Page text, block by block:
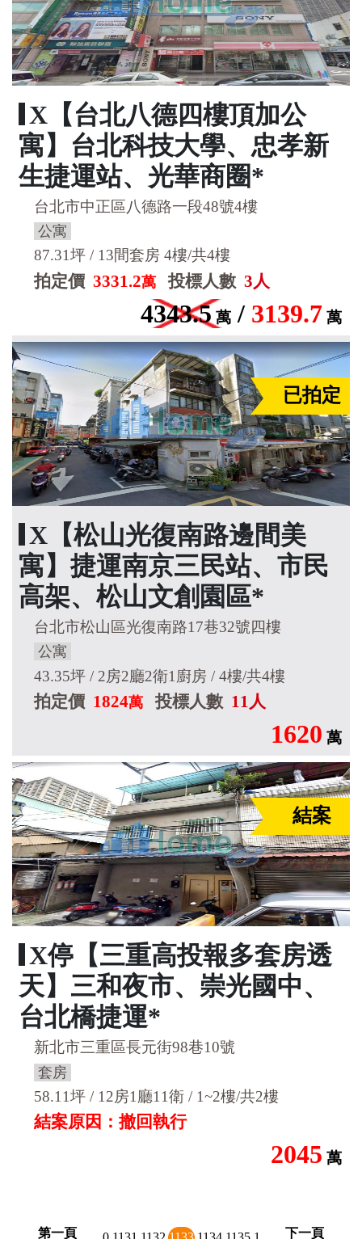
X【台北八德四樓頂加公
寓】台北科技大學、忠孝新
生捷運站、光華商圈*
台北市中正區八德路一段48號4樓
公寓
87.31坪 / 13間套房 4樓/共4樓
拍定價 3331.2萬 投標人數 3人
4343.5 萬 / 3139.7 萬
已拍定
X【松山光復南路邊間美
寓】捷運南京三民站、市民
高架、松山文創園區*
台北市松山區光復南路17巷32號四樓
公寓
43.35坪 / 2房2廳2衛1廚房 / 4樓/共4樓
拍定價 1824萬 投標人數 11人
1620 萬
結案
X停【三重高投報多套房透
天】三和夜市、崇光國中、
台北橋捷運*
新北市三重區長元街98巷10號
套房
58.11坪 / 12房1廳11衛 / 1~2樓/共2樓
結案原因：撤回執行
2045 萬
第一頁 下一頁